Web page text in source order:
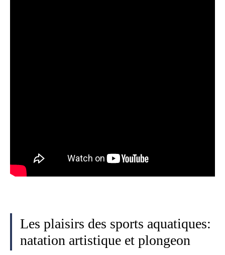
Les plaisirs des sports aquatiques:
natation artistique et plongeon